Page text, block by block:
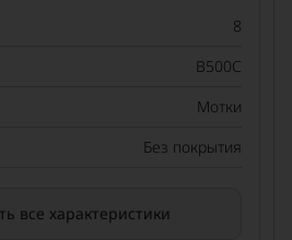
8
В500С
Мотки
Без покрытия
все характеристики